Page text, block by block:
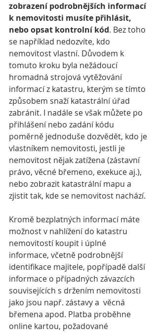
zobrazení podrobnějších informací
k nemovitosti musíte přihlásit,
nebo opsat kontrolní kód. Bez toho
se například nedozvíte, kdo
nemovitost vlastní. Důvodem k
tomuto kroku byla nežádoucí
hromadná strojová vytěžování
informací z katastru, kterým se tímto
způsobem snaží katastrální úřad
zabránit. I nadále se však můžete po
přihlášení nebo zadání kódu
poměrně jednoduše dozvědět, kdo je
vlastníkem nemovitosti, jestli je
nemovitost nějak zatížena (zástavní
právo, věcné břemeno, exekuce aj.),
nebo zobrazit katastrální mapu a
zjistit tak, kde se nemovitost nachází.
Kromě bezplatných informací máte
možnost v nahlížení do katastru
nemovitostí koupit i úplné
informace, včetně podrobnější
identifikace majitele, popřípadě další
informace o případných závazcích
souvisejících s držením nemovitosti
jako jsou např. zástavy a  věcná
břemena apod. Platba proběhne
online kartou, požadované